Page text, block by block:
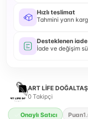
Hızlı teslimat
Tahmini yarın
Desteklenen iade
İade ve değişim
ART LİFE
0 Takipçi
Onaylı Satıcı Puan